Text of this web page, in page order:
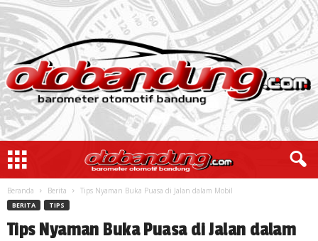
Beranda Berita Tips Nyaman Buka Puasa di Jalan dalam Mobil
BERITA TIPS
Tips Nyaman Buka Puasa di Jalan dalam